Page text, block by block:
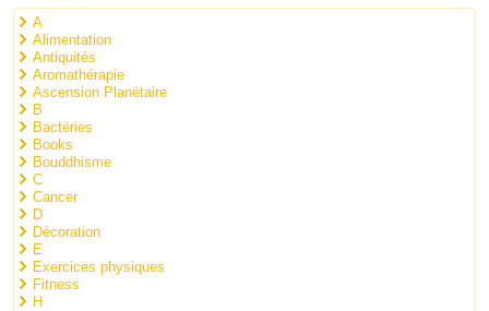
A
Alimentation
Antiquités
Aromathérapie
Ascension Planétaire
B
Bactéries
Books
Bouddhisme
C
Cancer
D
Décoration
E
Exercices physiques
Fitness
H